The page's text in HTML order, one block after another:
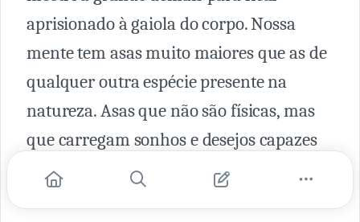
aprisionado à gaiola do corpo. Nossa
mente tem asas muito maiores que as de
qualquer outra espécie presente na
natureza. Asas que não são físicas, mas
que carregam sonhos e desejos capazes
de transformar o mundo em que a gente